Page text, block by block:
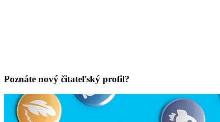
Poznáte nový čitateľský profil?